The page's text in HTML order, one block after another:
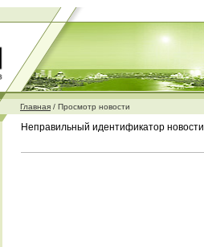
Главная / Просмотр новости
Неправильный идентификатор новости